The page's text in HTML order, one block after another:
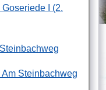
I (2.
Steinbachweg